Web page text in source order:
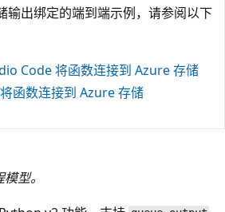
输出绑定的端到端示例，请参阅以下
Code 将函数连接到 Azure 存储
函数连接到 Azure 存储
型。